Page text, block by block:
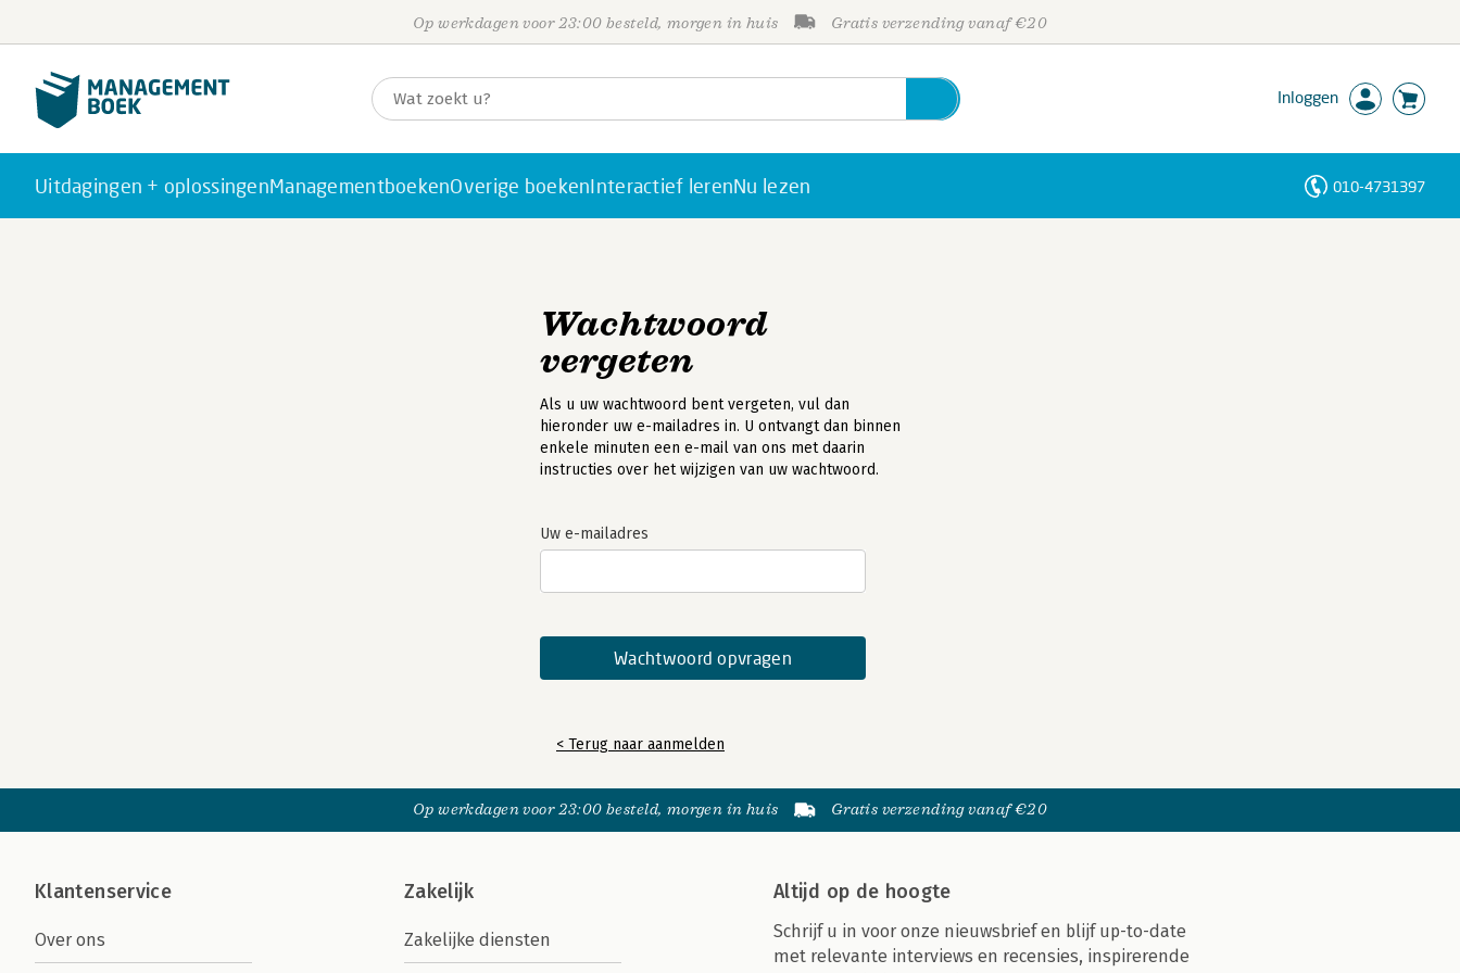
Op werkdagen voor 23:00 besteld, morgen in huis Gratis verzending vanaf €20
Inloggen
Uitdagingen + oplossingenManagementboekenOverige boekenInteractief lerenNu lezen 010-4731397
Wachtwoord
vergeten
Als u uw wachtwoord bent vergeten, vul dan
hieronder uw e-mailadres in. U ontvangt dan binnen
enkele minuten een e-mail van ons met daarin
instructies over het wijzigen van uw wachtwoord.
Uw e-mailadres
< Terug naar aanmelden
Op werkdagen voor 23:00 besteld, morgen in huis Gratis verzending vanaf €20
Klantenservice
Over ons
Zakelijk
Zakelijke diensten
Altijd op de hoogte
Schrijf u in voor onze nieuwsbrief en blijf up-to-date
met relevante interviews en recensies, inspirerende
Personen